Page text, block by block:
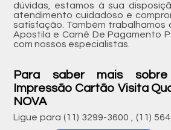
dúvidas, estamos à sua
atendimento cuidadoso e
satisfação. Também trabalhamos
Apostila e Carnê De Pagamento
com nossos especialistas.
Para saber mais
Impressão Cartão Visita
NOVA
Ligue para (11) 3299-3600 ,(11)